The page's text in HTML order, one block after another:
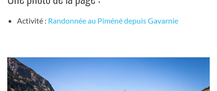
Activité : Randonnée au Piméné depuis Gavarnie